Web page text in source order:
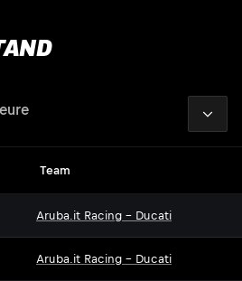
Team
Aruba.it Racing - Ducati
Aruba.it Racing - Ducati